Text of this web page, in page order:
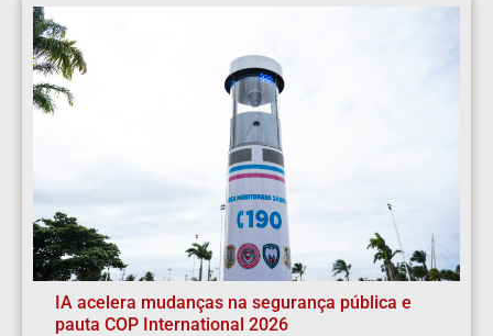
IA acelera mudanças na segurança pública e
pauta COP International 2026